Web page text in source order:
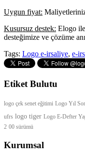
Uygun fiyat:
Kusursuz destek: Elogo ile
desteğimize ve çözüme
Tags: Logo e-irsaliye, e-
Etiket Bulutu
logo çek senet eğitimi Logo Yıl
ufrs logo tiger Logo E-Defter
2 00 sürümü
Kurumsal